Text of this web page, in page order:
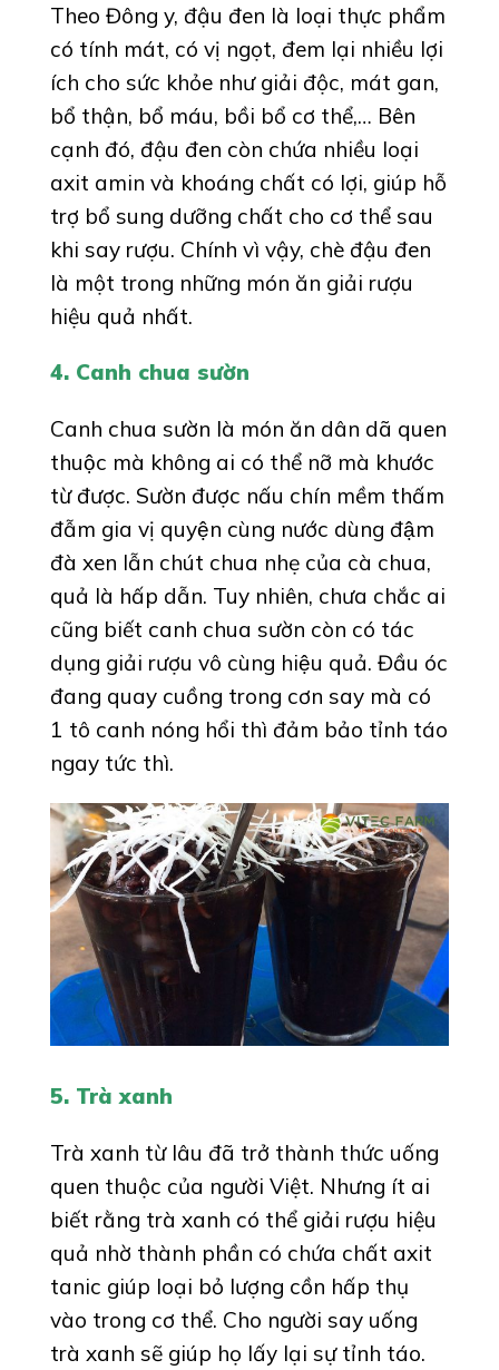
Theo Đông y, đậu đen là loại thực phẩm
có tính mát, có vị ngọt, đem lại nhiều lợi
ích cho sức khỏe như giải độc, mát gan,
bổ thận, bổ máu, bồi bổ cơ thể,… Bên
cạnh đó, đậu đen còn chứa nhiều loại
axit amin và khoáng chất có lợi, giúp hỗ
trợ bổ sung dưỡng chất cho cơ thể sau
khi say rượu. Chính vì vậy, chè đậu đen
là một trong những món ăn giải rượu
hiệu quả nhất.
4. Canh chua sườn
Canh chua sườn là món ăn dân dã quen
thuộc mà không ai có thể nỡ mà khước
từ được. Sườn được nấu chín mềm thấm
đẫm gia vị quyện cùng nước dùng đậm
đà xen lẫn chút chua nhẹ của cà chua,
quả là hấp dẫn. Tuy nhiên, chưa chắc ai
cũng biết canh chua sườn còn có tác
dụng giải rượu vô cùng hiệu quả. Đầu óc
đang quay cuồng trong cơn say mà có
1 tô canh nóng hổi thì đảm bảo tỉnh táo
ngay tức thì.
5. Trà xanh
Trà xanh từ lâu đã trở thành thức uống
quen thuộc của người Việt. Nhưng ít ai
biết rằng trà xanh có thể giải rượu hiệu
quả nhờ thành phần có chứa chất axit
tanic giúp loại bỏ lượng cồn hấp thụ
vào trong cơ thể. Cho người say uống
trà xanh sẽ giúp họ lấy lại sự tỉnh táo.